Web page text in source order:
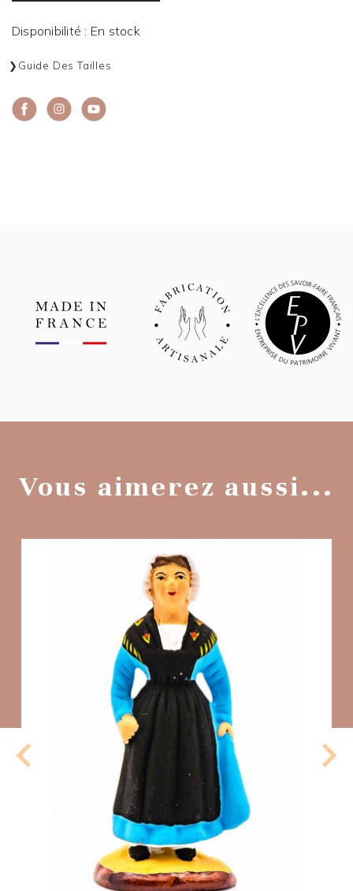
Disponibilité : En stock
Guide Des Tailles
Vous aimerez aussi...